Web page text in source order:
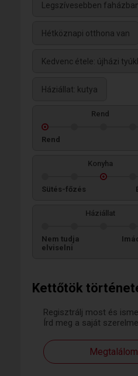
Kettőtök
Regisztrálj most és
Írd meg a saját
Legszívesebben
Hétköznapi otthona van
Kedvenc étele: újházi
Háziállat: kutya
Rend
Rend
Konyha
Sütés-főzés
Háziállat
Nem tudja
elviselni